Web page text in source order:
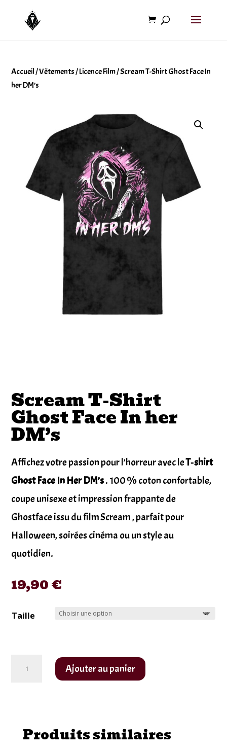
Accueil/Vêtements/Licence Film/ Scream T-Shirt Ghost Face In
her DM’s
Scream T-Shirt
Ghost Face In her
DM’s
Affichez votre passion pour l’horreur avec leT‑shirt
Ghost Face In Her DM’s. 100 % coton confortable,
coupe unisexe et impression frappante de
Ghostface issu du film Scream , parfait pour
Halloween, soirées cinéma ou un style au
quotidien.
19,90€
Taille
Ghost
Face
Ajouter au panier
Produits similaires